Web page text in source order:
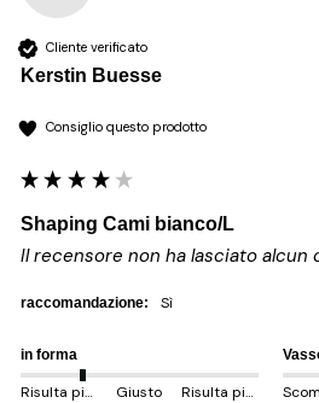
Cliente verificato
Kerstin Buesse
Consiglio questo prodotto
Shaping Cami bianco/L
Il recensore non ha lasciato alcun
raccomandazione: sì
in forma
Risulta più piccolo Giusto Risulta più grande